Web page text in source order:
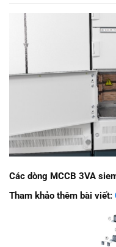
Các dòng MCCB 3VA
Tham khảo thêm bài viết: